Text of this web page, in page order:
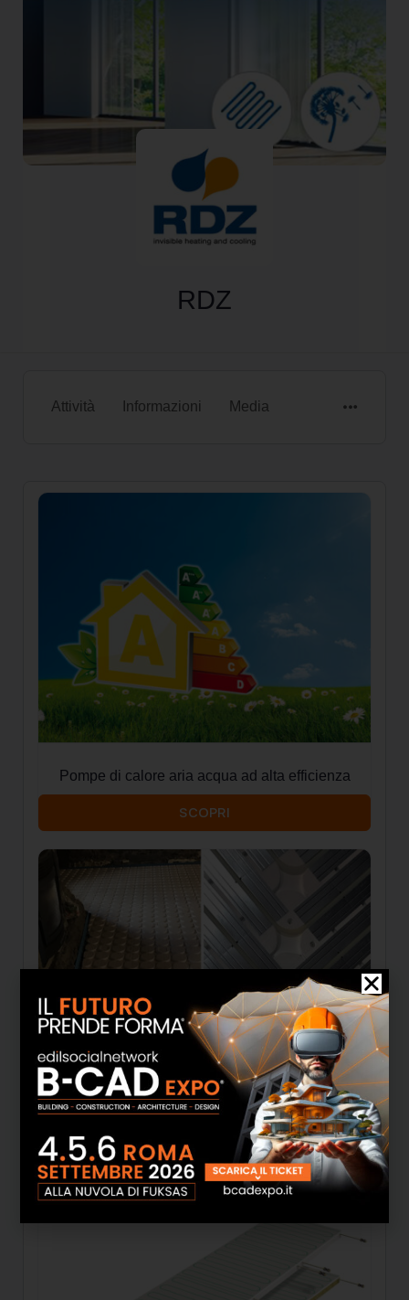
RDZ
Attività Informazioni Media
Pompe di calore aria acqua ad alta efficienza
SCOPRI
Sistemi radianti a pavimento
SCOPRI